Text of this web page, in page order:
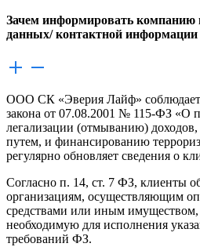
Зачем информировать компанию
данных/ контактной информации
ООО СК «Эверия Лайф» соблюдает
закона от 07.08.2001 № 115-ФЗ «О
легализации (отмыванию)
путем, и финансированию
регулярно обновляет сведения о
Согласно п. 14, ст. 7 ФЗ, клиенты
организациям, осуществляющим
средствами или иным
необходимую для исполнения
требований ФЗ.